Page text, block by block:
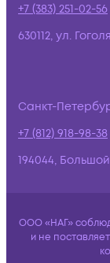
+7 (383) 251-02-56
630112, ул.
Санкт-
+7 (812) 918-98-38
194044,
ООО «НАГ»
и не